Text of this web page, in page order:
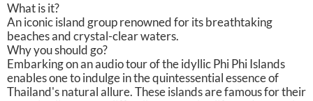
What is it?
An iconic island group renowned for its breathtaking
beaches and crystal-clear waters.
Why you should go?
Embarking on an audio tour of the idyllic Phi Phi Islands
enables one to indulge in the quintessential essence of
Thailand's natural allure. These islands are famous for their